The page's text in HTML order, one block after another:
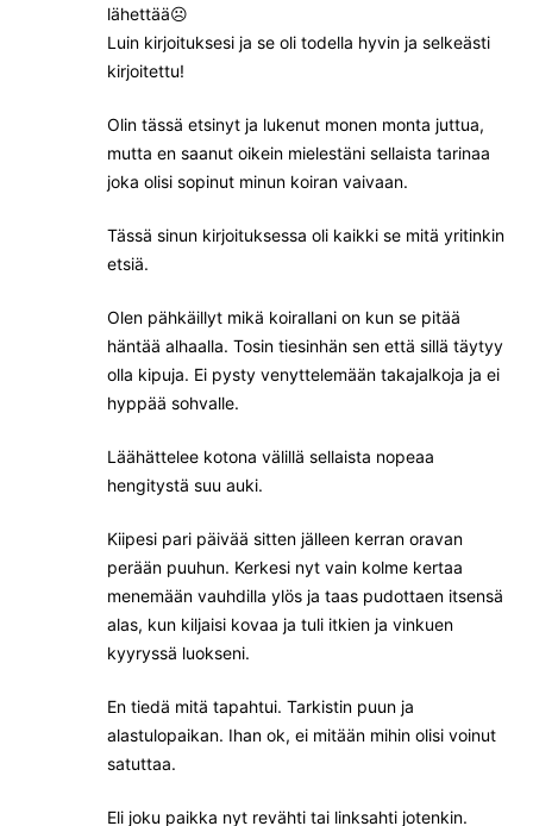
lähettää☹
Luin kirjoituksesi ja se oli todella hyvin ja selkeästi
kirjoitettu!
Olin tässä etsinyt ja lukenut monen monta juttua,
mutta en saanut oikein mielestäni sellaista tarinaa
joka olisi sopinut minun koiran vaivaan.
Tässä sinun kirjoituksessa oli kaikki se mitä yritinkin
etsiä.
Olen pähkäillyt mikä koirallani on kun se pitää
häntää alhaalla. Tosin tiesinhän sen että sillä täytyy
olla kipuja. Ei pysty venyttelemään takajalkoja ja ei
hyppää sohvalle.
Läähättelee kotona välillä sellaista nopeaa
hengitystä suu auki.
Kiipesi pari päivää sitten jälleen kerran oravan
perään puuhun. Kerkesi nyt vain kolme kertaa
menemään vauhdilla ylös ja taas pudottaen itsensä
alas, kun kiljaisi kovaa ja tuli itkien ja vinkuen
kyyryssä luokseni.
En tiedä mitä tapahtui. Tarkistin puun ja
alastulopaikan. Ihan ok, ei mitään mihin olisi voinut
satuttaa.
Eli joku paikka nyt revähti tai linksahti jotenkin.